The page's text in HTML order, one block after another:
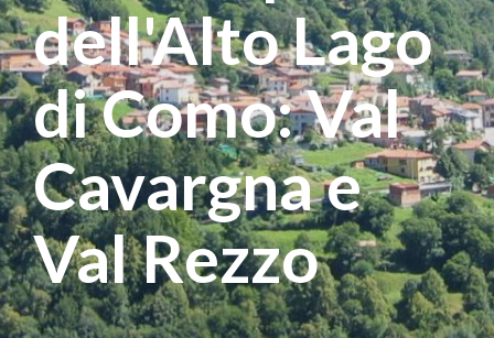
dell'Alto Lago
di Como: Val
Cavargna e
Val Rezzo